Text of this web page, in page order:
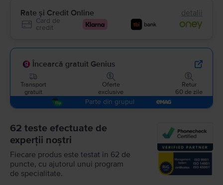
Rate și Credit Online detalii
Card de
credit
Încearcă gratuit Genius
Transport
gratuit
Oferte
exclusive
Retur
60 de zile
Parte din grupul
62 teste efectuate de
experții noștri
Fiecare produs este testat în 62 de
puncte, cu ajutorul unui program
de specialitate.